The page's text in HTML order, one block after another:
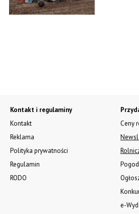
Kontakt i regulaminy
Kontakt
Reklama
Polityka prywatności
Regulamin
RODO
Ceny
e-